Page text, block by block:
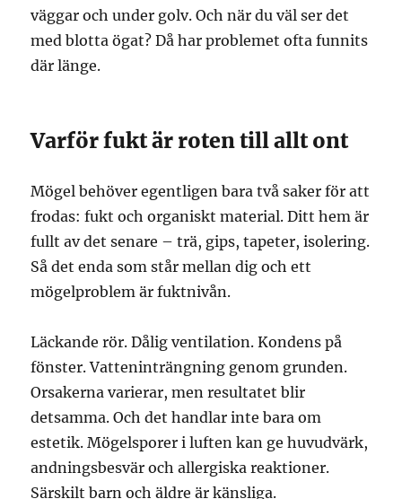
väggar och under golv. Och när du väl ser det
med blotta ögat? Då har problemet ofta funnits
där länge.
Varför fukt är roten till allt ont
Mögel behöver egentligen bara två saker för att
frodas: fukt och organiskt material. Ditt hem är
fullt av det senare – trä, gips, tapeter, isolering.
Så det enda som står mellan dig och ett
mögelproblem är fuktnivån.
Läckande rör. Dålig ventilation. Kondens på
fönster. Vatteninträngning genom grunden.
Orsakerna varierar, men resultatet blir
detsamma. Och det handlar inte bara om
estetik. Mögelsporer i luften kan ge huvudvärk,
andningsbesvär och allergiska reaktioner.
Särskilt barn och äldre är känsliga.